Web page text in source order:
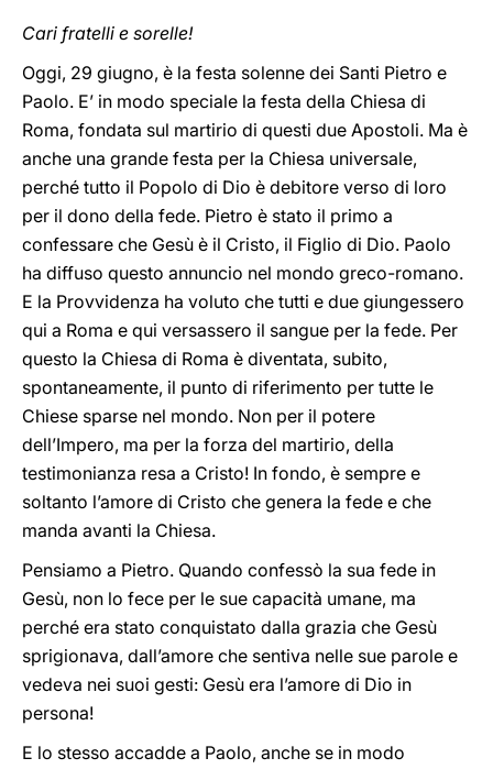
Cari fratelli e sorelle!
Oggi, 29 giugno, è la festa solenne dei Santi Pietro e
Paolo. E’ in modo speciale la festa della Chiesa di
Roma, fondata sul martirio di questi due Apostoli. Ma è
anche una grande festa per la Chiesa universale,
perché tutto il Popolo di Dio è debitore verso di loro
per il dono della fede. Pietro è stato il primo a
confessare che Gesù è il Cristo, il Figlio di Dio. Paolo
ha diffuso questo annuncio nel mondo greco-romano.
E la Provvidenza ha voluto che tutti e due giungessero
qui a Roma e qui versassero il sangue per la fede. Per
questo la Chiesa di Roma è diventata, subito,
spontaneamente, il punto di riferimento per tutte le
Chiese sparse nel mondo. Non per il potere
dell’Impero, ma per la forza del martirio, della
testimonianza resa a Cristo! In fondo, è sempre e
soltanto l’amore di Cristo che genera la fede e che
manda avanti la Chiesa.
Pensiamo a Pietro. Quando confessò la sua fede in
Gesù, non lo fece per le sue capacità umane, ma
perché era stato conquistato dalla grazia che Gesù
sprigionava, dall’amore che sentiva nelle sue parole e
vedeva nei suoi gesti: Gesù era l’amore di Dio in
persona!
E lo stesso accadde a Paolo, anche se in modo